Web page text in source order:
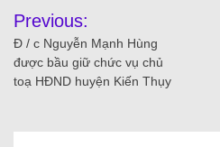
Previous:
Đ / c Nguyễn Mạnh Hùng
được bầu giữ chức vụ chủ
toạ HĐND huyện Kiến Thụy